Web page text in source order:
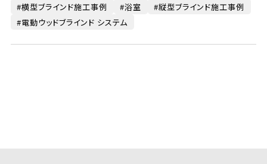
横型ブラインド施工事例
浴室
縦型ブラインド施工事例
電動ウッドブラインド システム